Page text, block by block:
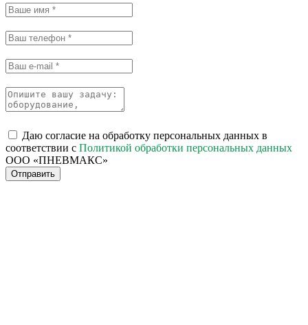
Даю согласие на обработку персональных данных в
соответствии с Политикой обработки персональных данных
ООО «ПНЕВМАКС»
Отправить